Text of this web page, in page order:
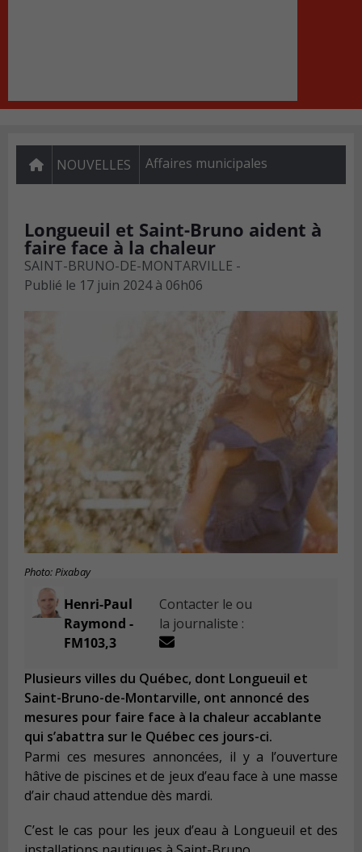
NOUVELLES Affaires municipales
Longueuil et Saint-Bruno aident à
faire face à la chaleur
SAINT-BRUNO-DE-MONTARVILLE -
Publié le 17 juin 2024 à 06h06
Photo: Pixabay
Henri-Paul
Raymond -
FM103,3
Contacter le ou
la journaliste :
Plusieurs villes du Québec, dont Longueuil et
Saint-Bruno-de-Montarville, ont annoncé des
mesures pour faire face à la chaleur accablante
qui s’abattra sur le Québec ces jours-ci.
Parmi ces mesures annoncées, il y a l’ouverture
hâtive de piscines et de jeux d’eau face à une masse
d’air chaud attendue dès mardi.
C’est le cas pour les jeux d’eau à Longueuil et des